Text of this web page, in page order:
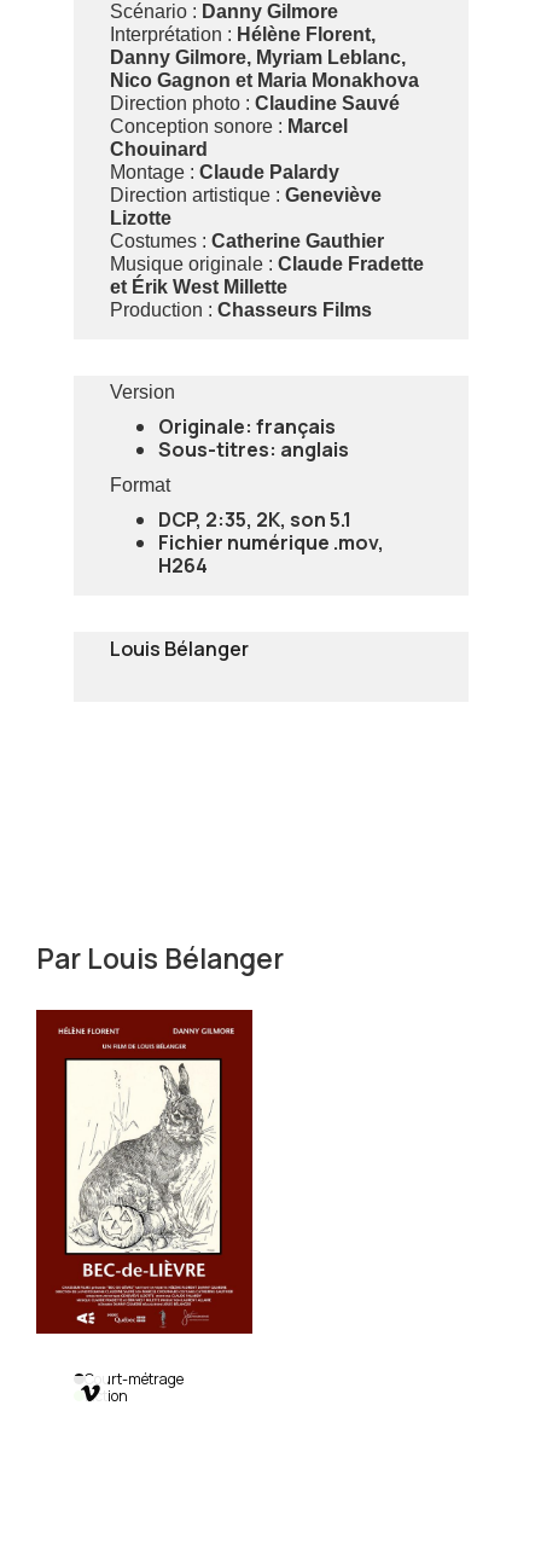
Scénario : Danny Gilmore
Interprétation : Hélène Florent,
Danny Gilmore, Myriam Leblanc,
Nico Gagnon et Maria Monakhova
Direction photo : Claudine Sauvé
Conception sonore : Marcel
Chouinard
Montage : Claude Palardy
Direction artistique : Geneviève
Lizotte
Costumes : Catherine Gauthier
Musique originale : Claude Fradette
et Érik West Millette
Production : Chasseurs Films
Version
Originale: français
Sous-titres: anglais
Format
DCP, 2:35, 2K, son 5.1
Fichier numérique .mov,
H264
Louis Bélanger
Par Louis Bélanger

Court-métrage
Fiction